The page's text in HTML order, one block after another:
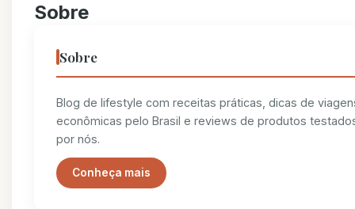
Sobre
Sobre
Blog de lifestyle com receitas práticas, dicas de
econômicas pelo Brasil e reviews de produtos
por nós.
Conheça mais